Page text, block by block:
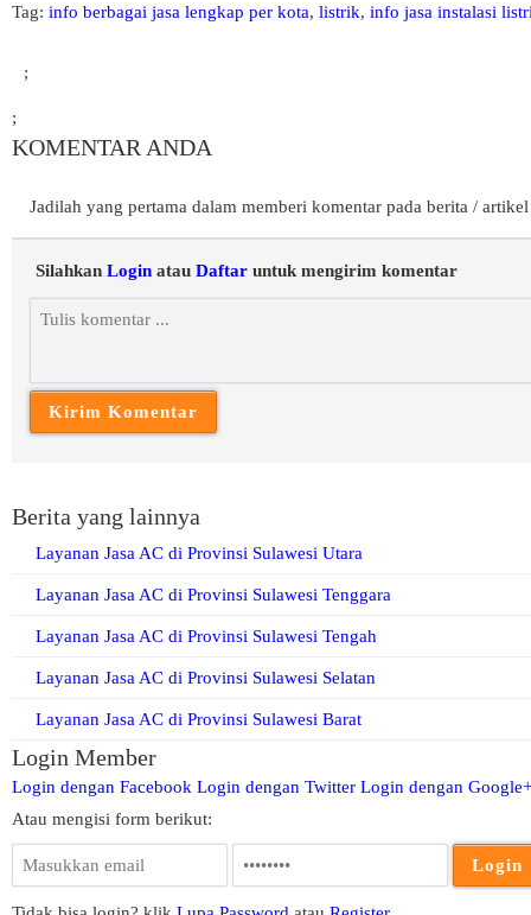
Tag: info berbagai jasa lengkap per kota, listrik, info jasa instalasi
;
;
KOMENTAR ANDA
Jadilah yang pertama dalam memberi komentar pada berita /
Silahkan Loginatau Daftaruntuk mengirim komentar
Berita yang lainnya
Layanan Jasa AC di Provinsi Sulawesi Utara
Layanan Jasa AC di Provinsi Sulawesi Tenggara
Layanan Jasa AC di Provinsi Sulawesi Tengah
Layanan Jasa AC di Provinsi Sulawesi Selatan
Layanan Jasa AC di Provinsi Sulawesi Barat
Login Member
Login dengan Facebook Login dengan Twitter Login dengan Google+
Atau mengisi form berikut: